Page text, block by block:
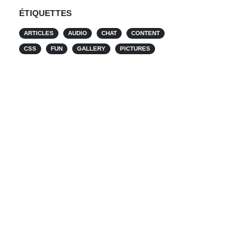
ÉTIQUETTES
ARTICLES AUDIO CHAT CONTENT
CSS FUN GALLERY PICTURES